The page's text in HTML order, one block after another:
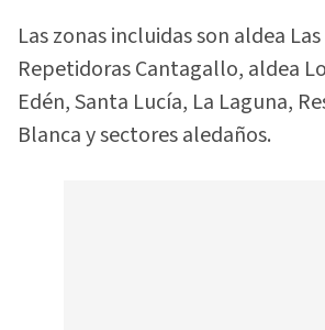
Las zonas incluidas son aldea
Repetidoras Cantagallo, aldea
Edén, Santa Lucía, La Laguna,
Blanca y sectores aledaños.